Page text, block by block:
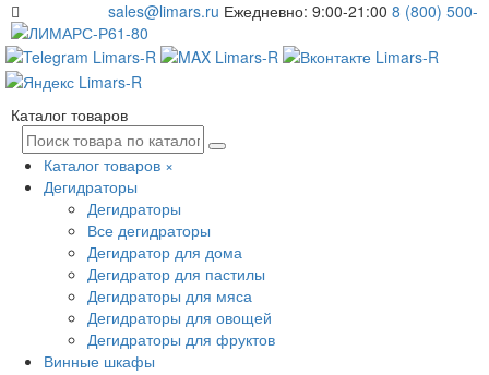
sales@limars.ru Ежедневно: 9:00-21:00 8 (800) 500-
61-80
Каталог товаров
Каталог товаров ×
Дегидраторы
Дегидраторы
Все дегидраторы
Дегидратор для дома
Дегидратор для пастилы
Дегидраторы для мяса
Дегидраторы для овощей
Дегидраторы для фруктов
Винные шкафы